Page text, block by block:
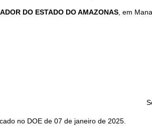
DO ESTADO DO AMAZONAS, em
no DOE de 07 de janeiro de 2025.